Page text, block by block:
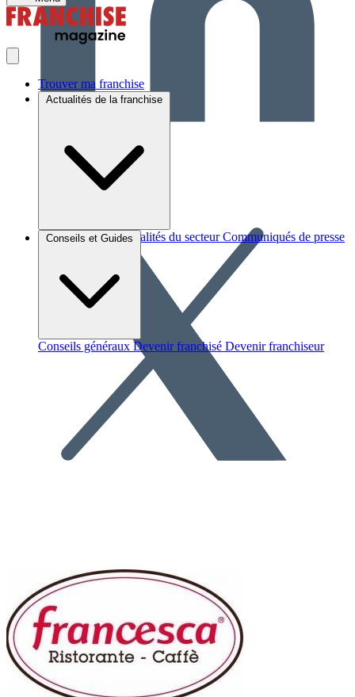
Trouver ma franchise
Actualités de la franchise
Brèves et actus Actualités du secteur Communiqués de presse
Conseils et Guides
Conseils généraux Devenir franchisé Devenir franchiseur